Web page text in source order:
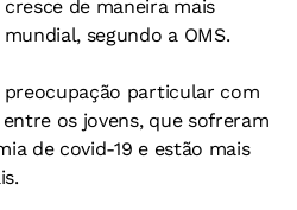
de maneira mais
segundo a OMS.
preocupação particular com
os jovens, que sofreram
de covid-19 e estão mais